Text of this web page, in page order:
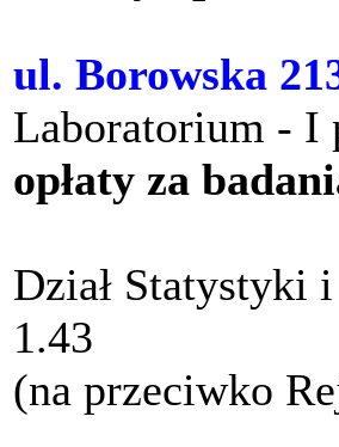
ul. Borowska
Laboratorium - I
opłaty za
Dział Statystyki
1.43
(na przeciwko